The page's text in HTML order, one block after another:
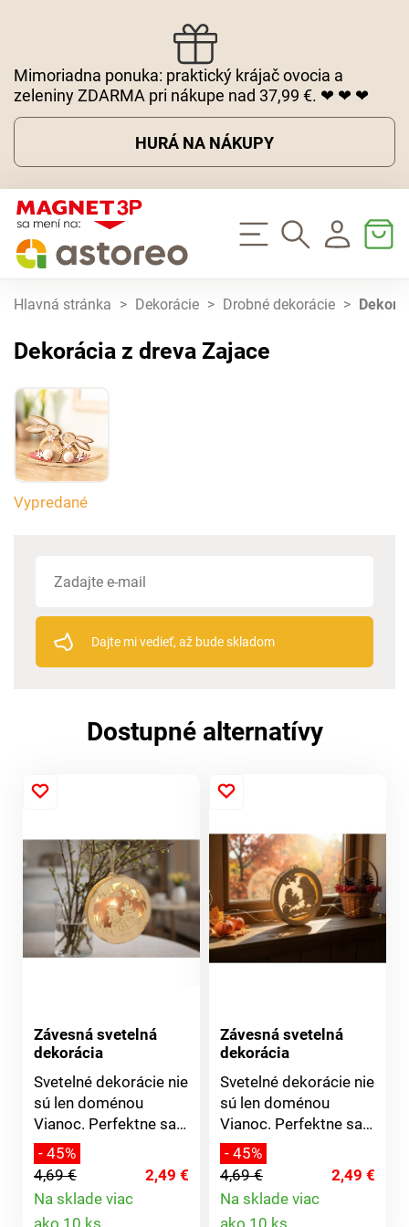
Mimoriadna ponuka: praktický krájač ovocia a
zeleniny ZDARMA pri nákupe nad 37,99 €. ❤ ❤ ❤
HURÁ NA NÁKUPY
Hlavná stránka > Dekorácie > Drobné dekorácie >
Dekorácia z dreva Zajace
Vypredané
Dajte mi vedieť, až bude skladom
Dostupné alternatívy
Závesná svetelná
dekorácia
Svetelné dekorácie nie
sú len doménou
Vianoc. Perfektne sa
hodia aj na Veľkú noc
a v iné ročné obdobie.
LED dekoráciu stačí
iba zavesiť do okna, na
- 45%
4,69 €
2,49 €
Na sklade viac
Závesná svetelná
dekorácia
Svetelné dekorácie nie
sú len doménou
Vianoc. Perfektne sa
hodia aj na Veľkú noc
a v iné ročné obdobie.
LED dekoráciu stačí
iba zavesiť do okna, na
- 45%
4,69 €
2,49 €
Na sklade viac